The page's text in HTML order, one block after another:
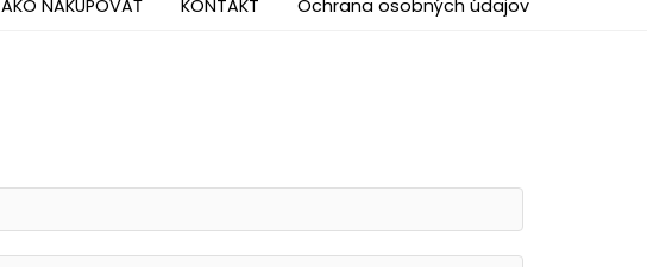
AKO NAKUPOVAŤ KONTAKT Ochrana osobných údajov